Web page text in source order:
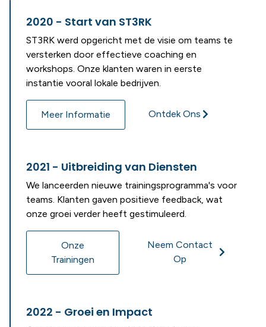
2020 - Start van ST3RK
ST3RK werd opgericht met de visie om teams te
versterken door effectieve coaching en
workshops. Onze klanten waren in eerste
instantie vooral lokale bedrijven.
Meer Informatie Ontdek Ons
2021 - Uitbreiding van Diensten
We lanceerden nieuwe trainingsprogramma's voor
teams. Klanten gaven positieve feedback, wat
onze groei verder heeft gestimuleerd.
Onze
Trainingen
Neem Contact
Op
2022 - Groei en Impact